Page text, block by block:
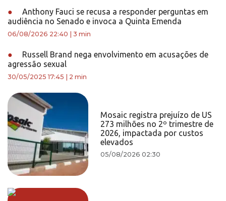
●
Anthony Fauci se recusa a responder perguntas em
audiência no Senado e invoca a Quinta Emenda
06/08/2026 22:40 3 min
●
Russell Brand nega envolvimento em acusações de
agressão sexual
30/05/2025 17:45 2 min
Mosaic registra prejuízo de US
273 milhões no 2º trimestre de
2026, impactada por custos
elevados
05/08/2026 02:30